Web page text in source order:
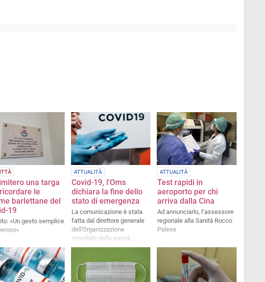
una targa
le
barlettane del
19
«Un gesto semplice
ATTUALITÀ
Covid-19, l'Oms
dichiara la fine dello
stato di emergenza
La comunicazione è stata
fatta dal direttore generale
dell'Organizzazione
mondiale della sanità
Tedros Ghrebreyesus
ATTUALITÀ
Test rapidi in
aeroporto per chi
arriva dalla Cina
Ad annunciarlo, l’assessore
regionale alla Sanità Rocco
Palese